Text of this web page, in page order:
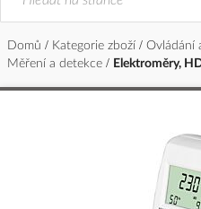
Domů Kategorie zboží
Ovládání
Měření a detekce
Elektroměry,